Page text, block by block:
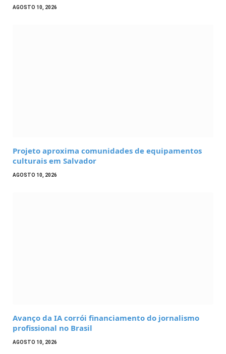
AGOSTO 10, 2026
Projeto aproxima comunidades de equipamentos
culturais em Salvador
AGOSTO 10, 2026
Avanço da IA corrói financiamento do jornalismo
profissional no Brasil
AGOSTO 10, 2026